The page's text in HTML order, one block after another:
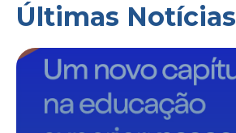
Últimas Notícias